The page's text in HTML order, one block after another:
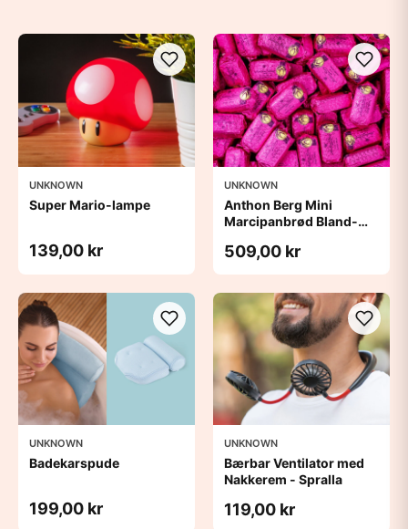
Stort udvalg af gaveidéer og
kostumer
Find det du lige mangler – der er meget at
vælge mellem
UNKNOWN
Super Mario-lampe
139,00 kr
UNKNOWN
Anthon Berg Mini
Marcipanbrød Bland-
509,00 kr
UNKNOWN
Badekarspude
199,00 kr
UNKNOWN
Bærbar Ventilator med
Nakkerem - Spralla
119,00 kr